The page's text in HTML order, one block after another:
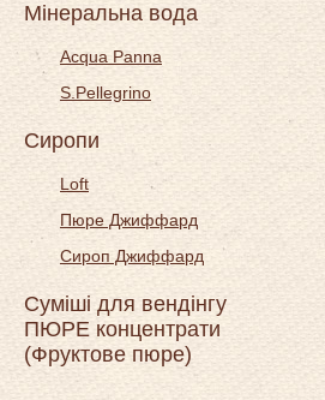
Мінеральна вода
Acqua Panna
S.Pellegrino
Сиропи
Loft
Пюре Джиффард
Сироп Джиффард
Суміші для вендінгу
ПЮРЕ концентрати
(Фруктове пюре)